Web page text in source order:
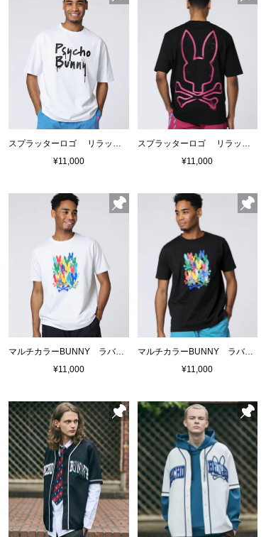
¥11,000
¥11,000
マルチカラーBUNNY ラバープリントTシャツ
¥11,000
マルチカラーBUNNY ラバープリントTシャツ
¥11,000